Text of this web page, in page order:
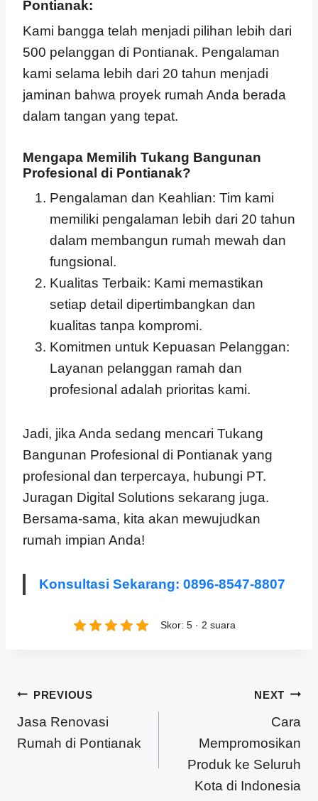
Pontianak:
Kami bangga telah menjadi pilihan lebih dari
500 pelanggan di Pontianak. Pengalaman
kami selama lebih dari 20 tahun menjadi
jaminan bahwa proyek rumah Anda berada
dalam tangan yang tepat.
Mengapa Memilih Tukang Bangunan
Profesional di Pontianak?
Pengalaman dan Keahlian: Tim kami
memiliki pengalaman lebih dari 20 tahun
dalam membangun rumah mewah dan
fungsional.
Kualitas Terbaik: Kami memastikan
setiap detail dipertimbangkan dan
kualitas tanpa kompromi.
Komitmen untuk Kepuasan Pelanggan:
Layanan pelanggan ramah dan
profesional adalah prioritas kami.
Jadi, jika Anda sedang mencari Tukang
Bangunan Profesional di Pontianak yang
profesional dan terpercaya, hubungi PT.
Juragan Digital Solutions sekarang juga.
Bersama-sama, kita akan mewujudkan
rumah impian Anda!
Konsultasi Sekarang: 0896-8547-8807
Skor: 5 · 2 suara
PREVIOUS
Jasa Renovasi
Rumah di Pontianak
NEXT
Cara
Mempromosikan
Produk ke Seluruh
Kota di Indonesia